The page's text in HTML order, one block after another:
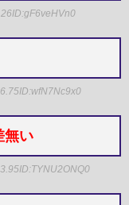
ID:gF6veHVn0
ID:wfN7Nc9x0
無い
ID:TYNU2ONQ0